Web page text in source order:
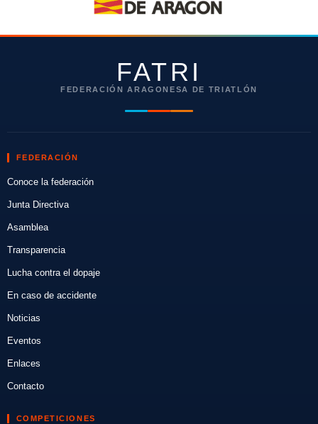
FATRI
FEDERACIÓN ARAGONESA DE TRIATLÓN
FEDERACIÓN
Conoce la federación
Junta Directiva
Asamblea
Transparencia
Lucha contra el dopaje
En caso de accidente
Noticias
Eventos
Enlaces
Contacto
COMPETICIONES